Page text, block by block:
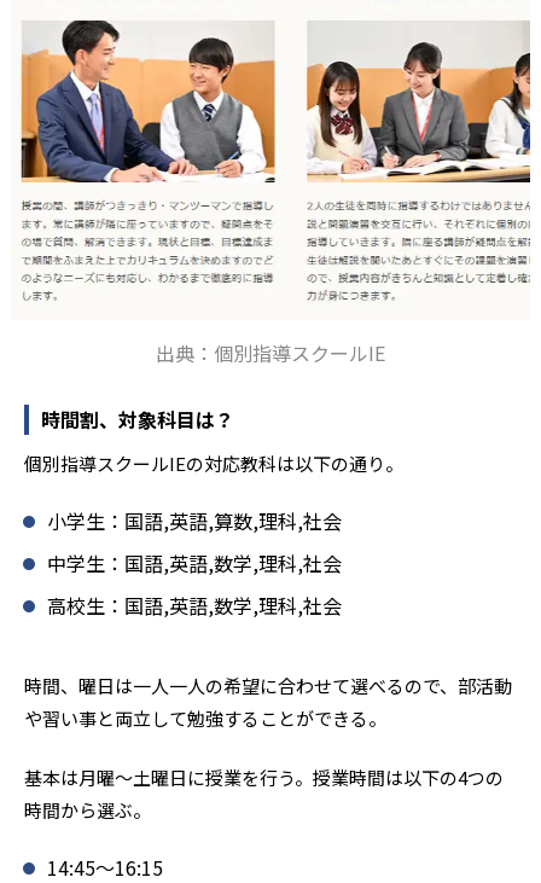
出典：個別指導スクールIE
時間割、対象科目は？
個別指導スクールIEの対応教科は以下の通り。
小学生：国語,英語,算数,理科,社会
中学生：国語,英語,数学,理科,社会
高校生：国語,英語,数学,理科,社会
時間、曜日は一人一人の希望に合わせて選べるので、部活動
や習い事と両立して勉強することができる。
基本は月曜〜土曜日に授業を行う。授業時間は以下の4つの
時間から選ぶ。
14:45〜16:15